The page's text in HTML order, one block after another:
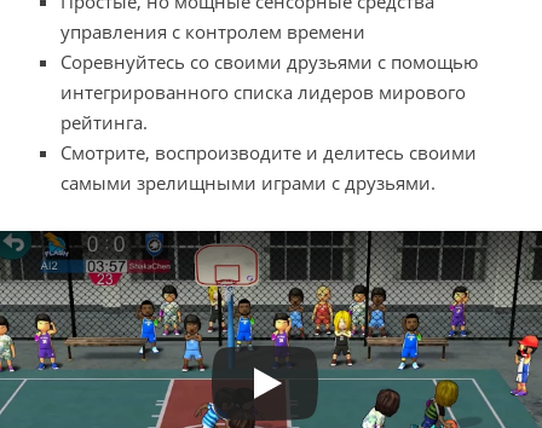
управления с контролем времени
Соревнуйтесь со своими друзьями с помощью
интегрированного списка лидеров мирового
рейтинга.
Смотрите, воспроизводите и делитесь своими
самыми зрелищными играми с друзьями.